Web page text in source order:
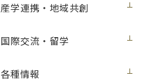
産学連携・地域共創
国際交流・留学
各種情報